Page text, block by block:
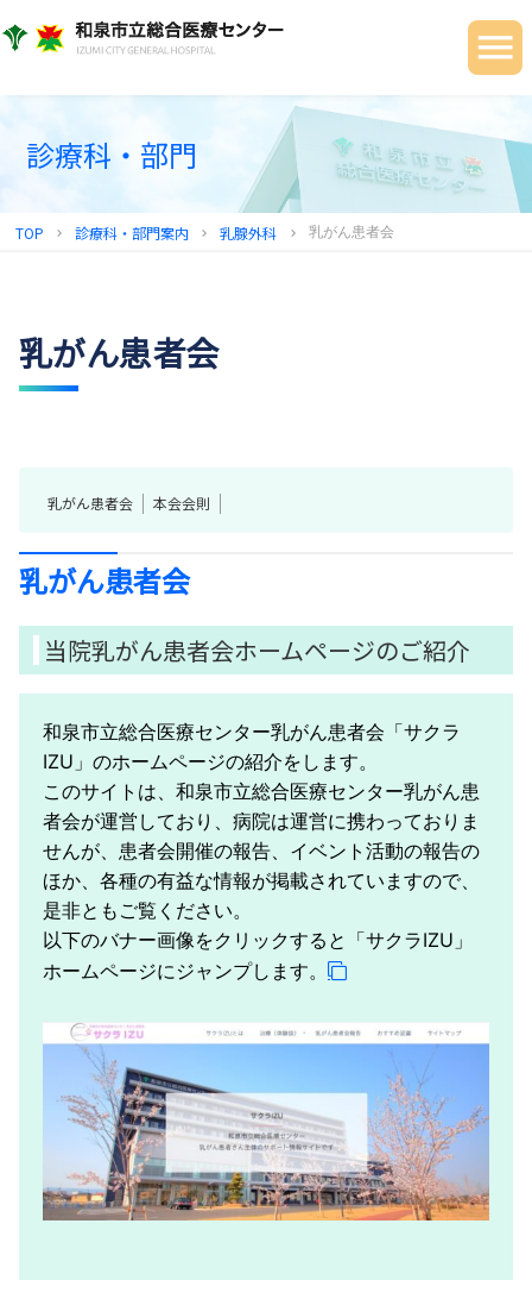
地域連携センター
診療科・部門
TOP chevron_right 診療科・部門案内 chevron_right 乳腺外科 chevron_right 乳がん患者会
乳がん患者会
乳がん患者会 本会会則
乳がん患者会
当院乳がん患者会ホームページのご紹介
和泉市立総合医療センター乳がん患者会「サクラ
IZU」のホームページの紹介をします。
このサイトは、和泉市立総合医療センター乳がん患
者会が運営しており、病院は運営に携わっておりま
せんが、患者会開催の報告、イベント活動の報告の
ほか、各種の有益な情報が掲載されていますので、
是非ともご覧ください。
以下のバナー画像をクリックすると「サクラIZU」
ホームページにジャンプします。